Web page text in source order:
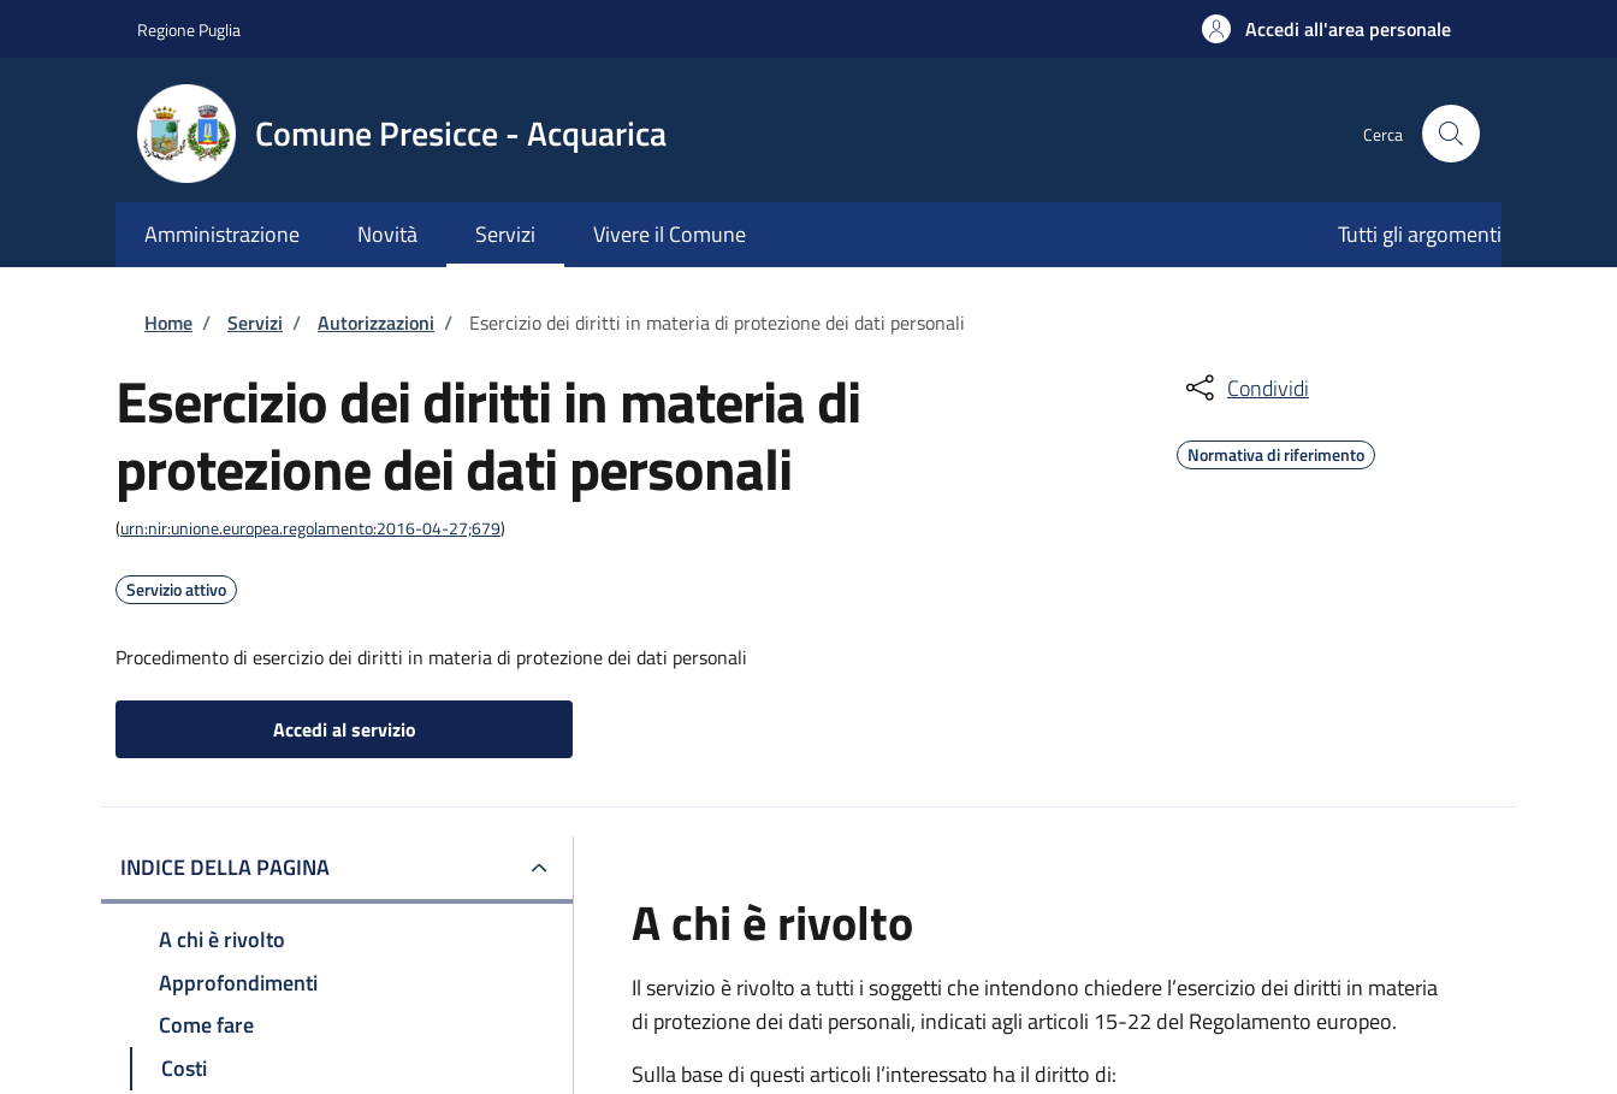
Regione Puglia Accedi all'area personale
Comune Presicce - Acquarica Cerca
Amministrazione Novità Servizi Vivere il Comune Tutti gli argomenti
Briciole di pane
Home / Servizi / Autorizzazioni / Esercizio dei diritti in materia di protezione dei dati personali
Esercizio dei diritti in materia di
protezione dei dati personali
(urn:nir:unione.europea.regolamento:2016-04-27;679)
Servizio attivo
Procedimento di esercizio dei diritti in materia di protezione dei dati personali
Accedi al servizio
Condividi
Normativa di riferimento
INDICE DELLA PAGINA
A chi è rivolto
Approfondimenti
Come fare
Costi
A chi è rivolto
Il servizio è rivolto a tutti i soggetti che intendono chiedere l’esercizio dei diritti in materia
di protezione dei dati personali, indicati agli articoli 15-22 del Regolamento europeo.
Sulla base di questi articoli l’interessato ha il diritto di: